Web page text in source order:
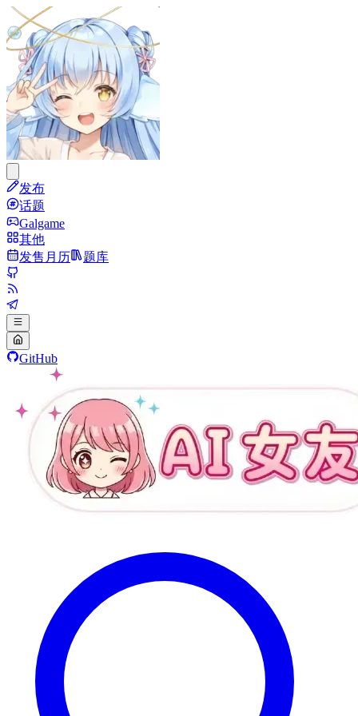
发布
话题
Galgame
其他
发售月历
题库
GitHub